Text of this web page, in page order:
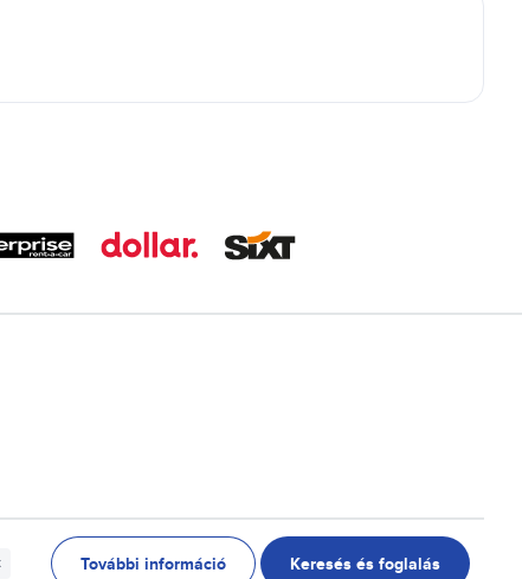
További információ Keresés és foglalás